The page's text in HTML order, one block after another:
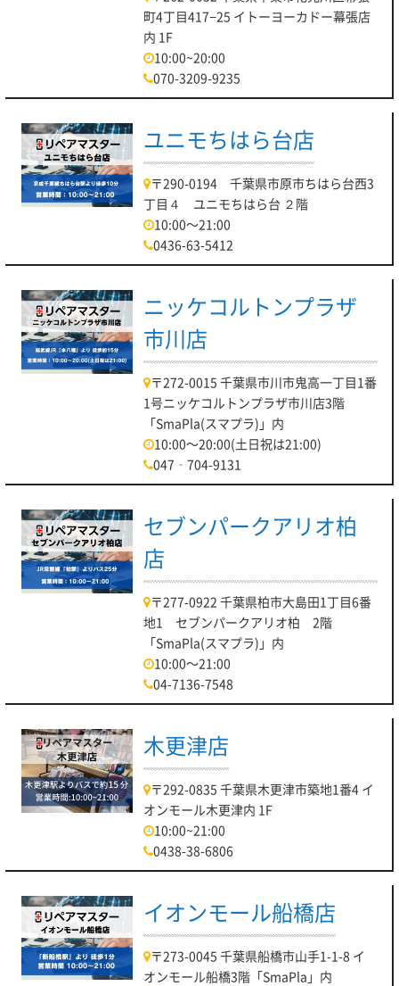
町4丁目417−25 イトーヨーカドー幕張店
内 1F
10:00~20:00
070-3209-9235
ユニモちはら台店
〒290-0194 千葉県市原市ちはら台西3
丁目４ ユニモちはら台 ２階
10:00～21:00
0436-63-5412
ニッケコルトンプラザ
市川店
〒272-0015 千葉県市川市鬼高一丁目1番
1号ニッケコルトンプラザ市川店3階
「SmaPla(スマプラ)」内
10:00～20:00(土日祝は21:00)
047‐704-9131
セブンパークアリオ柏
店
〒277-0922 千葉県柏市大島田1丁目6番
地1 セブンパークアリオ柏 2階
「SmaPla(スマプラ)」内
10:00～21:00
04-7136-7548
木更津店
〒292-0835 千葉県木更津市築地1番4 イ
オンモール木更津内 1F
10:00~21:00
0438-38-6806
イオンモール船橋店
〒273-0045 千葉県船橋市山手1-1-8 イ
オンモール船橋3階「SmaPla」内